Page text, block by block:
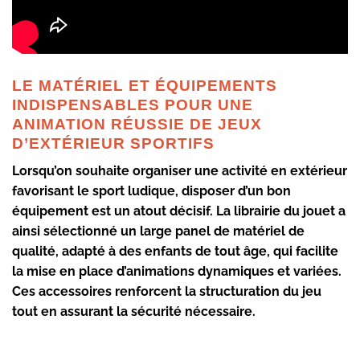
LE MATÉRIEL ET ÉQUIPEMENTS
INDISPENSABLES POUR UNE
ANIMATION RÉUSSIE DE JEUX
D’EXTÉRIEUR SPORTIFS
Lorsqu’on souhaite organiser une activité en extérieur
favorisant le sport ludique, disposer d’un bon
équipement est un atout décisif. La librairie du jouet a
ainsi sélectionné un large panel de matériel de
qualité, adapté à des enfants de tout âge, qui facilite
la mise en place d’animations dynamiques et variées.
Ces accessoires renforcent la structuration du jeu
tout en assurant la sécurité nécessaire.